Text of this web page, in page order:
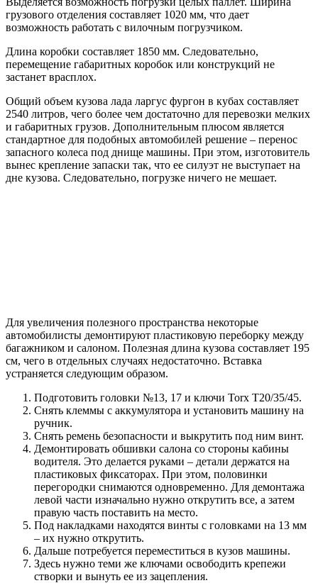
грузового отделения составляет 1020 мм, что дает
возможность работать с вилочным погрузчиком.
Длина коробки составляет 1850 мм. Следовательно,
перемещение габаритных коробок или конструкций не
застанет врасплох.
Общий объем кузова лада ларгус фургон в кубах составляет
2540 литров, чего более чем достаточно для перевозки мелких
и габаритных грузов. Дополнительным плюсом является
стандартное для подобных автомобилей решение – перенос
запасного колеса под днище машины. При этом, изготовитель
вынес крепление запаски так, что ее силуэт не выступает на
дне кузова. Следовательно, погрузке ничего не мешает.
Для увеличения полезного пространства некоторые
автомобилисты демонтируют пластиковую переборку между
багажником и салоном. Полезная длина кузова составляет 195
см, чего в отдельных случаях недостаточно. Вставка
устраняется следующим образом.
Подготовить головки №13, 17 и ключи Torx Т20/35/45.
Снять клеммы с аккумулятора и установить машину на
ручник.
Снять ремень безопасности и выкрутить под ним винт.
Демонтировать обшивки салона со стороны кабины
водителя. Это делается руками – детали держатся на
пластиковых фиксаторах. При этом, половинки
перегородки снимаются одновременно. Для демонтажа
левой части изначально нужно открутить все, а затем
правую часть поставить на место.
Под накладками находятся винты с головками на 13 мм
– их нужно открутить.
Дальше потребуется переместиться в кузов машины.
Здесь нужно теми же ключами освободить крепежи
створки и вынуть ее из зацепления.